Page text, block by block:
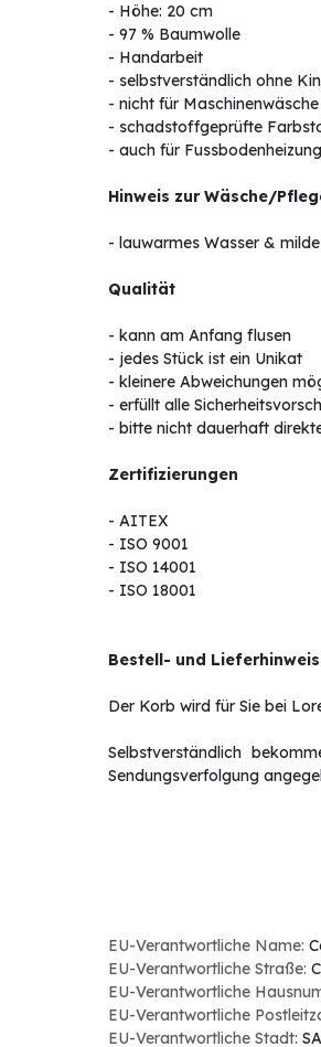
- Höhe: 20 cm
- 97 % Baumwolle
- Handarbeit
- selbstverständlich ohne
- nicht für
- schadstoffgeprüfte
- auch für
Hinweis zur Wäsche/
- lauwarmes Wasser &
Qualität
- kann am Anfang flusen
- jedes Stück ist ein Unikat
- kleinere Abweichungen
- erfüllt alle
- bitte nicht dauerhaft
Zertifizierungen
- AITEX
- ISO 9001
- ISO 14001
- ISO 18001
Bestell- und
Der Korb wird für Sie bei
Selbstverständlich
Sendungsverfolgung
EU-Verantwortliche Name:
EU-Verantwortliche Straße:
EU-Verantwortliche
EU-Verantwortliche
EU-Verantwortliche Stadt: